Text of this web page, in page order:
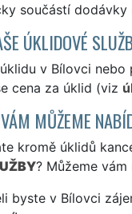
součástí dodávky
ÚKLIDOVÉ
v Bílovci nebo
cena za úklid (viz
MŮŽEME
kromě úklidů
? Můžeme
byste v Bílovci